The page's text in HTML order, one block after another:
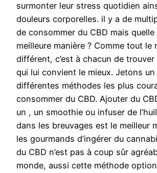
surmonter leur stress quotidien
douleurs corporelles. il y a de
de consommer du CBD mais quelle
meilleure manière ? Comme tout le
différent, c’est à chacun de
qui lui convient le mieux. Jetons un
différentes méthodes les plus
consommer du CBD. Ajouter du
un , un smoothie ou infuser de
dans les breuvages est le meilleur
les gourmands d’ingérer du
du CBD n’est pas à coup sûr
monde, aussi cette méthode